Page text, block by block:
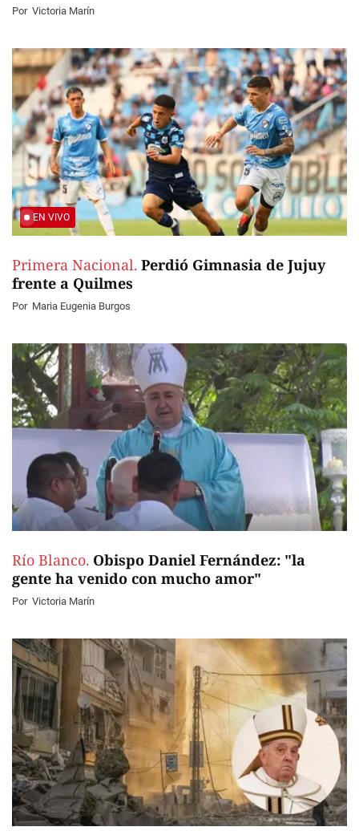
Por Victoria Marín
EN VIVO
Primera Nacional. Perdió Gimnasia de Jujuy
frente a Quilmes
Por Maria Eugenia Burgos
Río Blanco. Obispo Daniel Fernández: "la
gente ha venido con mucho amor"
Por Victoria Marín